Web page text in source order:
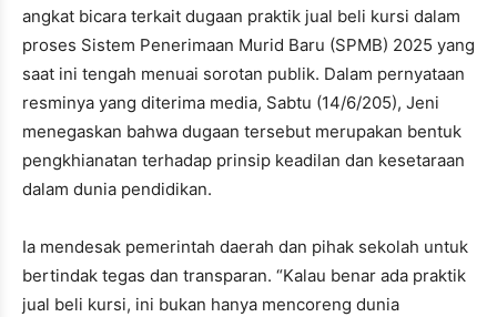
angkat bicara terkait dugaan praktik jual beli kursi dalam
proses Sistem Penerimaan Murid Baru (SPMB) 2025 yang
saat ini tengah menuai sorotan publik. Dalam pernyataan
resminya yang diterima media, Sabtu (14/6/205), Jeni
menegaskan bahwa dugaan tersebut merupakan bentuk
pengkhianatan terhadap prinsip keadilan dan kesetaraan
dalam dunia pendidikan.
Ia mendesak pemerintah daerah dan pihak sekolah untuk
bertindak tegas dan transparan. “Kalau benar ada praktik
jual beli kursi, ini bukan hanya mencoreng dunia